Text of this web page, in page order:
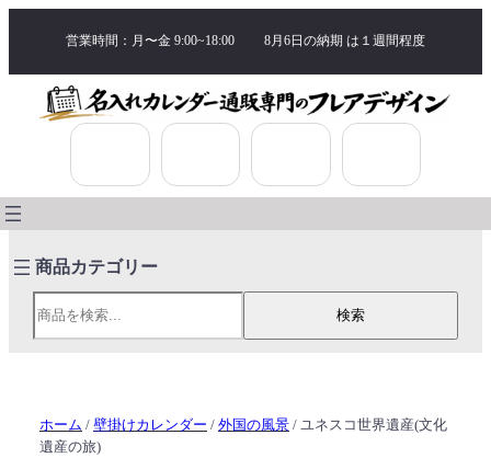
営業時間：月〜金 9:00~18:00 8月6日の納期 は １週間程度
検索
検索
ホーム / 壁掛けカレンダー / 外国の風景 / ユネスコ世界遺産(文化
遺産の旅)